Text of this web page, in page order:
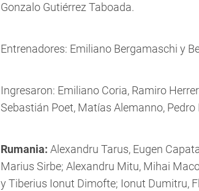
Gonzalo Gutiérrez Taboada.
Entrenadores: Emiliano Bergamaschi y
Ingresaron: Emiliano Coria, Ramiro
Sebastián Poet, Matías Alemanno,
Rumania: Alexandru Tarus, Eugen
Marius Sirbe; Alexandru Mitu, Mihai
y Tiberius Ionut Dimofte; Ionut Dumitru,